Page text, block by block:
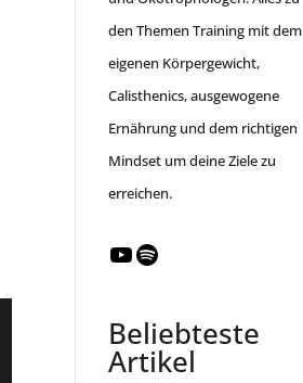
den Themen Training mit dem
eigenen Körpergewicht,
Calisthenics, ausgewogene
Ernährung und dem richtigen
Mindset um deine Ziele zu
erreichen.
YouTube
Beliebteste
Artikel